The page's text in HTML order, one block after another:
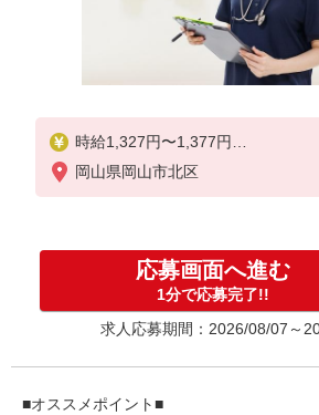
時給1,327円〜1,377円
★土日祝日は時給100円アップ！
岡山県岡山市北区
応募画面へ進む
1分で応募完了!!
求人応募期間：2026/08/07～
■オススメポイント■